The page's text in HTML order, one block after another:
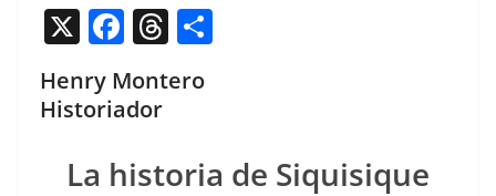
X F
a
c
e
b
T
re
d ar
Henry Montero
Historiador
La his­to­ria de Siquisique